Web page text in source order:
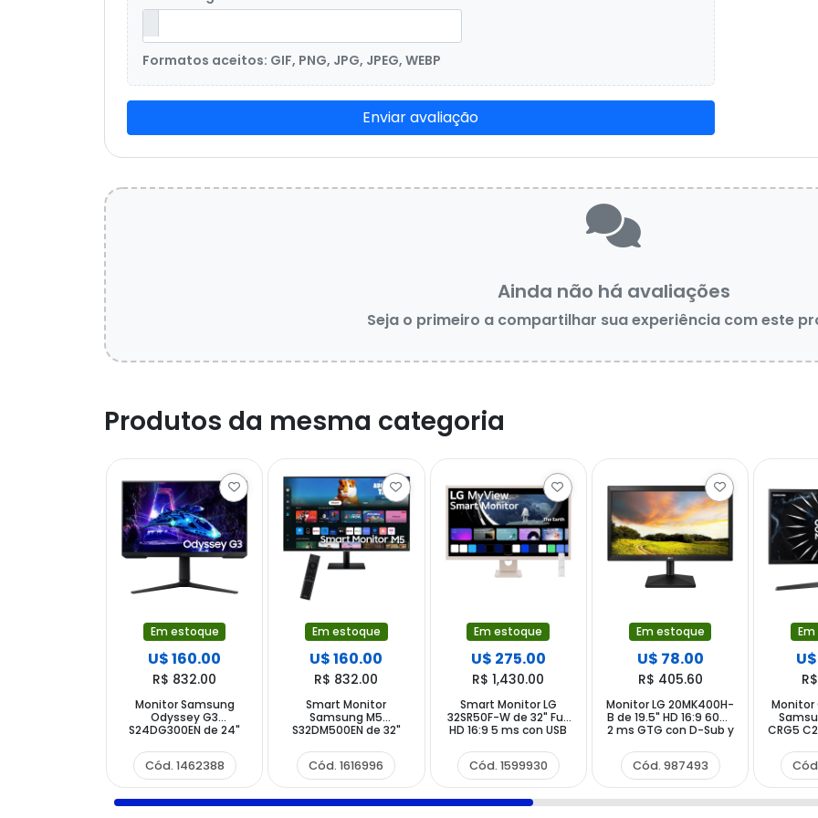
Formatos aceitos: GIF, PNG, JPG, JPEG, WEBP
Enviar avaliação
Ainda não há avaliações
Seja o primeiro a compartilhar sua experiência com este
Produtos da mesma categoria
Em estoque
U$ 160.00
R$ 832.00
Monitor Samsung
Odyssey G3
S24DG300EN de 24"
con DisplayPort HDMI
Cód. 1462388
Em estoque
U$ 160.00
R$ 832.00
Smart Monitor
Samsung M5
S32DM500EN de 32"
con Wi-Fi HDMI
Cód. 1616996
Em estoque
U$ 275.00
R$ 1,430.00
Smart Monitor LG
32SR50F-W de 32" Full
HD 16:9 5 ms con USB
Cód. 1599930
Em estoque
U$ 78.00
R$ 405.60
Monitor LG 20MK400H-
B de 19.5" HD 16:9 60Hz
2 ms GTG con D-Sub y
Cód. 987493
Monitor
CRG5
4